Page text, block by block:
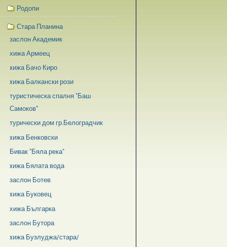
Родопи
Стара Планина
заслон Академик
хижа Армеец
xижа Бачо Киро
xижа Балкански рози
туристическа спалня "Баш
Самоков"
турически дом гр.Белоградчик
xижа Бенковски
Бивак "Бяла река"
xижа Бялата вода
заслон Ботев
xижа Буковец
хижа Българка
заслон Бутора
xижа Бузлуджа/стара/